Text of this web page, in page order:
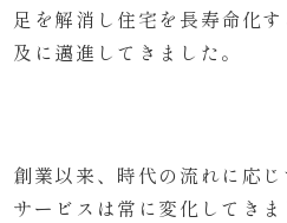
足を解消し住宅を長寿命化
及に邁進してきました。
創業以来、時代の流れに応
サービスは常に変化してき